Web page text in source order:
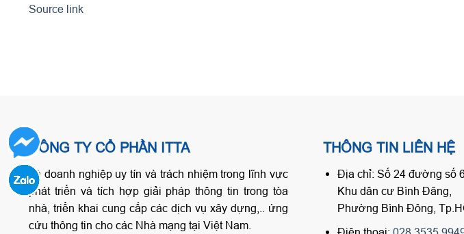
Source link
CÔNG TY CỔ PHẦN ITTA
Là doanh nghiệp uy tín và trách nhiệm trong lĩnh vực
phát triển và tích hợp giải pháp thông tin trong tòa
nhà, triển khai cung cấp các dịch vụ xây dựng,.. ứng
cứu thông tin cho các Nhà mạng tại Việt Nam.
THÔNG TIN LIÊN HỆ
Địa chỉ: Số 24 đường số
Khu dân cư Bình Đăng,
Phường Bình Đông,